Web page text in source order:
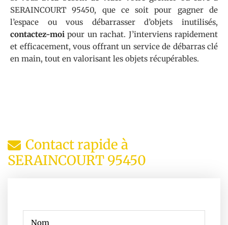
SERAINCOURT 95450, que ce soit pour gagner de
l’espace ou vous débarrasser d’objets inutilisés,
contactez-moi pour un rachat. J’interviens rapidement
et efficacement, vous offrant un service de débarras clé
en main, tout en valorisant les objets récupérables.
Contact rapide à
SERAINCOURT 95450